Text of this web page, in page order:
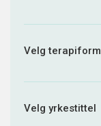
Velg terapiform
Velg yrkestittel